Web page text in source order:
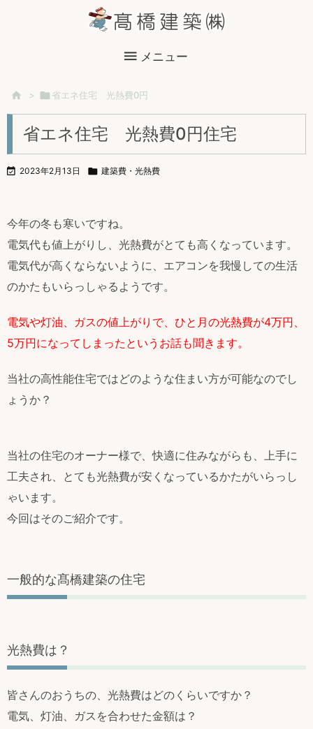
メニュー
 > 省エネ住宅 光熱費0円
省エネ住宅 光熱費0円住宅
 2023年2月13日  建築費・光熱費
今年の冬も寒いですね。
電気代も値上がりし、光熱費がとても高くなっています。
電気代が高くならないように、エアコンを我慢しての生活
のかたもいらっしゃるようです。
電気や灯油、ガスの値上がりで、ひと月の光熱費が4万円、
5万円になってしまったというお話も聞きます。
当社の高性能住宅ではどのような住まい方が可能なのでし
ょうか？
当社の住宅のオーナー様で、快適に住みながらも、上手に
工夫され、とても光熱費が安くなっているかたがいらっし
ゃいます。
今回はそのご紹介です。
一般的な髙橋建築の住宅
光熱費は？
皆さんのおうちの、光熱費はどのくらいですか？
電気、灯油、ガスを合わせた金額は？